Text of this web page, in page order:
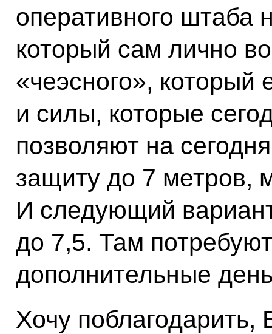
оперативного штаба
который сам лично
«чеэсного», который
и силы, которые
позволяют на
защиту до 7 метров,
И следующий
до 7,5. Там
дополнительные
Хочу